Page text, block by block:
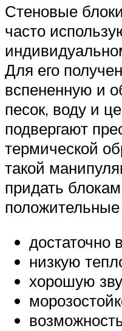
Стеновые
часто
Для его
вспененную и
песок, воду и
подвергают
термической
такой
придать
положительные
достаточно
низкую
хорошую